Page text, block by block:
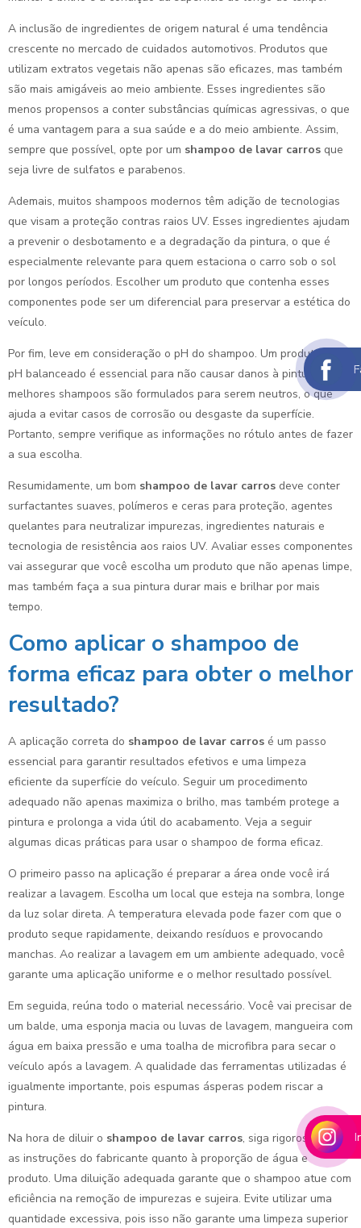
A inclusão de ingredientes de origem natural é uma tendência
crescente no mercado de cuidados automotivos. Produtos que
utilizam extratos vegetais não apenas são eficazes, mas também
são mais amigáveis ao meio ambiente. Esses ingredientes são
menos propensos a conter substâncias químicas agressivas, o que
é uma vantagem para a sua saúde e a do meio ambiente. Assim,
sempre que possível, opte por um shampoo de lavar carros que
seja livre de sulfatos e parabenos.
Ademais, muitos shampoos modernos têm adição de tecnologias
que visam a proteção contras raios UV. Esses ingredientes ajudam
a prevenir o desbotamento e a degradação da pintura, o que é
especialmente relevante para quem estaciona o carro sob o sol
por longos períodos. Escolher um produto que contenha esses
componentes pode ser um diferencial para preservar a estética do
veículo.
Por fim, leve em consideração o pH do shampoo. Um produto com
pH balanceado é essencial para não causar danos à pintura. Os
melhores shampoos são formulados para serem neutros, o que
ajuda a evitar casos de corrosão ou desgaste da superfície.
Portanto, sempre verifique as informações no rótulo antes de fazer
a sua escolha.
Resumidamente, um bom shampoo de lavar carros deve conter
surfactantes suaves, polímeros e ceras para proteção, agentes
quelantes para neutralizar impurezas, ingredientes naturais e
tecnologia de resistência aos raios UV. Avaliar esses componentes
vai assegurar que você escolha um produto que não apenas limpe,
mas também faça a sua pintura durar mais e brilhar por mais
tempo.
Como aplicar o shampoo de
forma eficaz para obter o melhor
resultado?
A aplicação correta do shampoo de lavar carros é um passo
essencial para garantir resultados efetivos e uma limpeza
eficiente da superfície do veículo. Seguir um procedimento
adequado não apenas maximiza o brilho, mas também protege a
pintura e prolonga a vida útil do acabamento. Veja a seguir
algumas dicas práticas para usar o shampoo de forma eficaz.
O primeiro passo na aplicação é preparar a área onde você irá
realizar a lavagem. Escolha um local que esteja na sombra, longe
da luz solar direta. A temperatura elevada pode fazer com que o
produto seque rapidamente, deixando resíduos e provocando
manchas. Ao realizar a lavagem em um ambiente adequado, você
garante uma aplicação uniforme e o melhor resultado possível.
Em seguida, reúna todo o material necessário. Você vai precisar de
um balde, uma esponja macia ou luvas de lavagem, mangueira com
água em baixa pressão e uma toalha de microfibra para secar o
veículo após a lavagem. A qualidade das ferramentas utilizadas é
igualmente importante, pois espumas ásperas podem riscar a
pintura.
Na hora de diluir o shampoo de lavar carros, siga rigorosamente
as instruções do fabricante quanto à proporção de água e
produto. Uma diluição adequada garante que o shampoo atue com
eficiência na remoção de impurezas e sujeira. Evite utilizar uma
quantidade excessiva, pois isso não garante uma limpeza superior